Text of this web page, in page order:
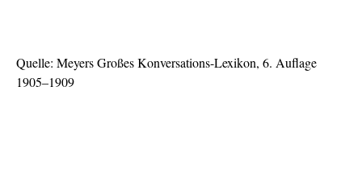
Quelle: Meyers Großes Konversations-Lexikon, 6. Auflage
1905–1909